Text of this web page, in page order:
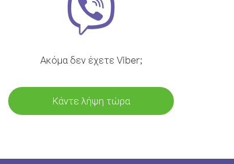
Ακόμα δεν έχετε Viber;
Κάντε λήψη τώρα